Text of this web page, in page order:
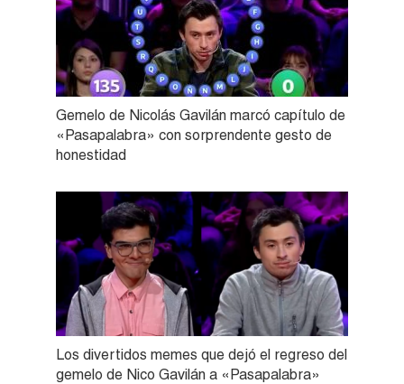
Gemelo de Nicolás Gavilán marcó capítulo de
«Pasapalabra» con sorprendente gesto de
honestidad
Los divertidos memes que dejó el regreso del
gemelo de Nico Gavilán a «Pasapalabra»